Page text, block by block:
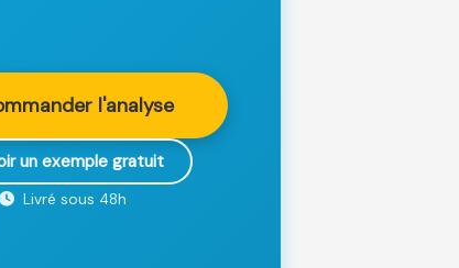
l'analyse
un exemple gratuit
Livré sous 48h